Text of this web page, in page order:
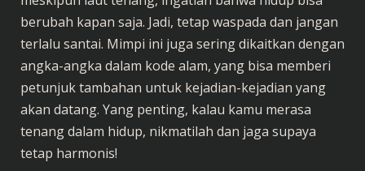
berubah kapan saja. Jadi, tetap waspada dan jangan
terlalu santai. Mimpi ini juga sering dikaitkan dengan
angka-angka dalam kode alam, yang bisa memberi
petunjuk tambahan untuk kejadian-kejadian yang
akan datang. Yang penting, kalau kamu merasa
tenang dalam hidup, nikmatilah dan jaga supaya
tetap harmonis!